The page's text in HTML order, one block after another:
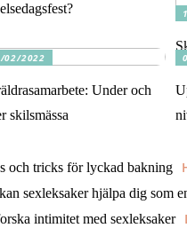
02/2022
Under och
skilsmässa
och tricks för lyckad bakning
sexleksaker hjälpa dig som
intimitet med sexleksaker